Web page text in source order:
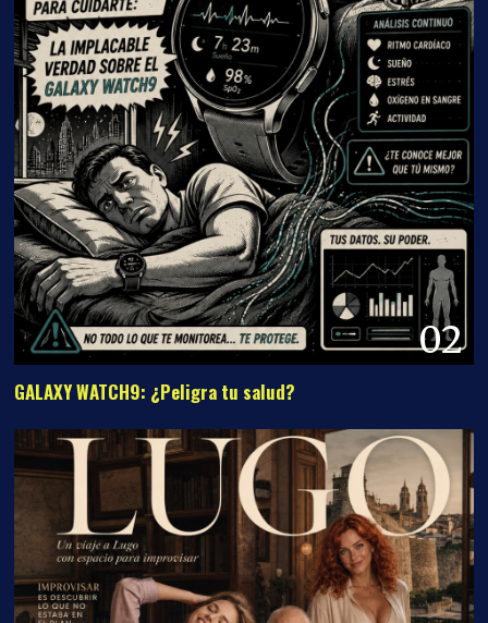
02
GALAXY WATCH9: ¿Peligra tu salud?